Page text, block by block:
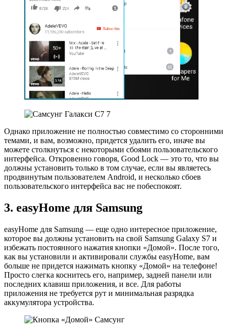
Однако приложение не полностью совместимо со сторонними
темами, и вам, возможно, придется удалить его, иначе вы
можете столкнуться с некоторыми сбоями пользовательского
интерфейса. Откровенно говоря, Good Lock — это то, что вы
должны установить только в том случае, если вы являетесь
продвинутым пользователем Android, и несколько сбоев
пользовательского интерфейса вас не побеспокоят.
3. easyHome для Samsung
easyHome для Samsung — еще одно интересное приложение,
которое вы должны установить на свой Samsung Galaxy S7 и
избежать постоянного нажатия кнопки «Домой». После того,
как вы установили и активировали службы easyHome, вам
больше не придется нажимать кнопку «Домой» на телефоне!
Просто слегка коснитесь его, например, задней панели или
последних клавиш приложения, и все. Для работы
приложения не требуется рут и минимальная разрядка
аккумулятора устройства.